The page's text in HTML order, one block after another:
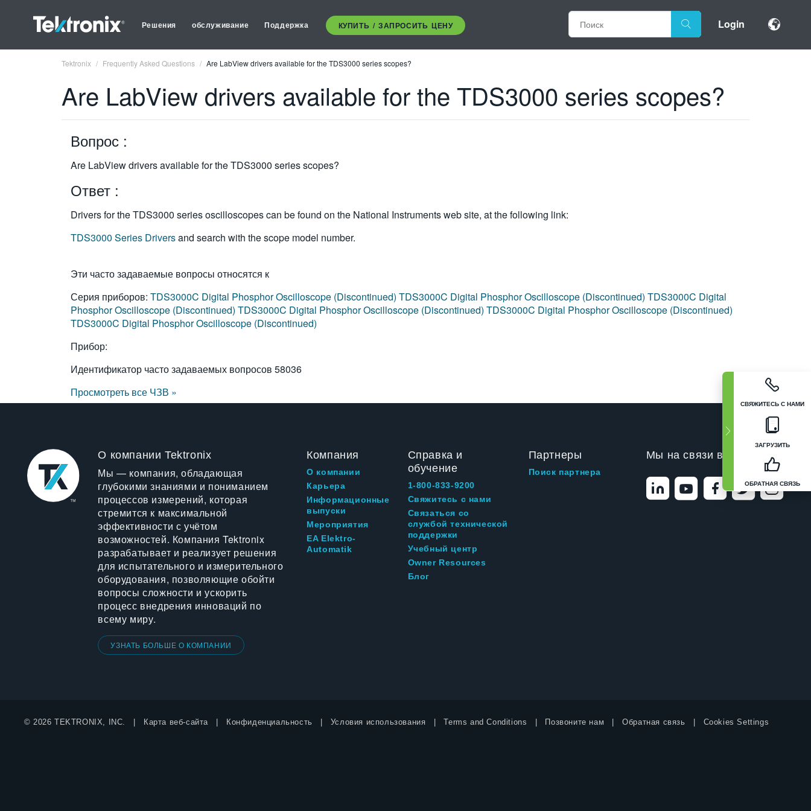
Решения обслуживание Поддержка КУПИТЬ / ЗАПРОСИТЬ ЦЕНУ Login
СВЯЖИТЕСЬ С НАМИ
ЗАГРУЗИТЬ
ОБРАТНАЯ СВЯЗЬ
Tektronix Frequently Asked Questions Are LabView drivers available for the TDS3000 series scopes?
Are LabView drivers available for the TDS3000 series scopes?
Вопрос :
Are LabView drivers available for the TDS3000 series scopes?
Ответ :
Drivers for the TDS3000 series oscilloscopes can be found on the National Instruments web site, at the following link:
TDS3000 Series Driversand search with the scope model number.
Эти часто задаваемые вопросы относятся к
Серия приборов: TDS3000C Digital Phosphor Oscilloscope (Discontinued) TDS3000C Digital Phosphor Oscilloscope (Discontinued) TDS3000C Digital
Phosphor Oscilloscope (Discontinued) TDS3000C Digital Phosphor Oscilloscope (Discontinued) TDS3000C Digital Phosphor Oscilloscope (Discontinued)
TDS3000C Digital Phosphor Oscilloscope (Discontinued)
Прибор:
Идентификатор часто задаваемых вопросов 58036
Просмотреть все ЧЗВ »
О компании Tektronix
Мы — компания, обладающая
глубокими знаниями и пониманием
процессов измерений, которая
стремится к максимальной
эффективности с учётом
возможностей. Компания Tektronix
разрабатывает и реализует решения
для испытательного и измерительного
оборудования, позволяющие обойти
вопросы сложности и ускорить
процесс внедрения инноваций по
всему миру.
УЗНАТЬ БОЛЬШЕ О КОМПАНИИ
Компания
О компании
Карьера
Информационные
выпуски
Мероприятия
EA Elektro-
Automatik
Справка и
обучение
1-800-833-9200
Свяжитесь с нами
Связаться со
службой технической
поддержки
Учебный центр
Owner Resources
Блог
Партнеры
Поиск партнера
Мы на связи в
© 2026 TEKTRONIX, INC. Карта веб-сайта Конфиденциальность Условия использования Terms and Conditions Позвоните нам Обратная связь Cookies Settings